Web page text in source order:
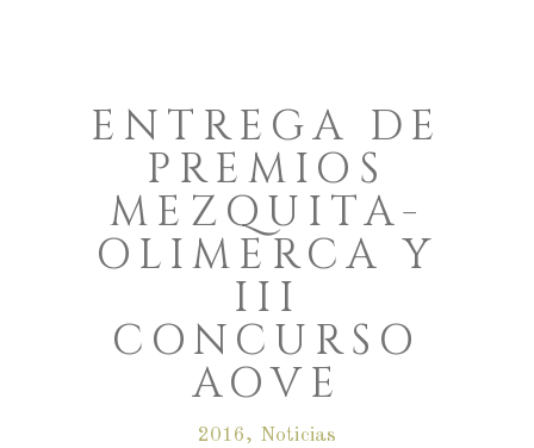
ENTREGA DE
PREMIOS
MEZQUITA-
OLIMERCA Y
III
CONCURSO
AOVE
2016, Noticias